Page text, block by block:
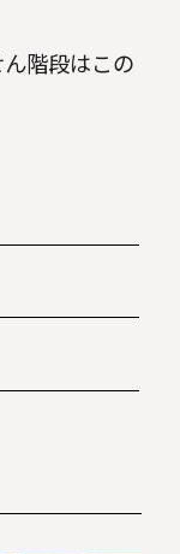
階段はこの